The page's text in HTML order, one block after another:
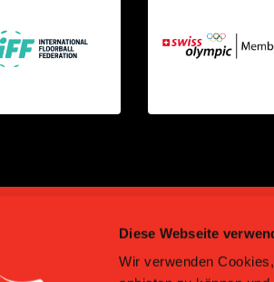
Diese Webseite
Wir verwenden